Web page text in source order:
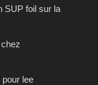
SUP foil sur la
pour lee